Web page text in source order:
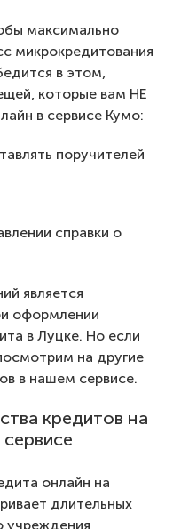
максимально
микрокредитования
в этом,
которые вам НЕ
в сервисе Кумо:
поручителей
справки о
является
оформлении
в Луцке. Но если
на другие
в нашем сервисе.
кредитов на
онлайн на
длительных
учреждения,